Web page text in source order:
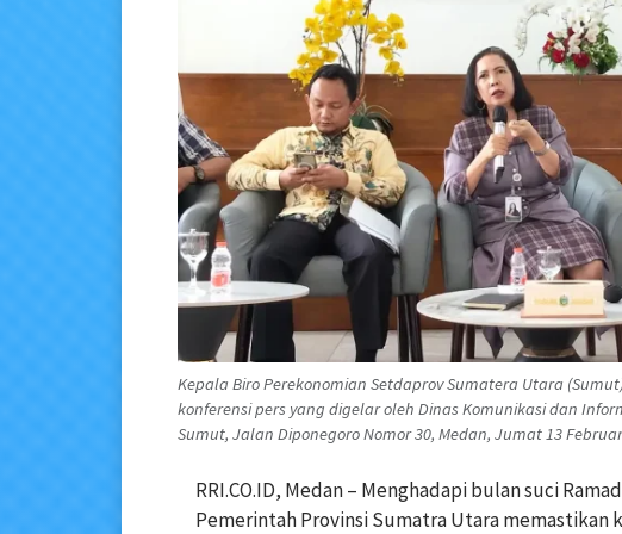
Kepala Biro Perekonomian Setdaprov Sumatera Utara
konferensi pers yang digelar oleh Dinas Komunikasi dan
Sumut, Jalan Diponegoro Nomor 30, Medan, Jumat 13
RRI.CO.ID, Medan – Menghadapi bulan suci
Pemerintah Provinsi Sumatra Utara memastikan